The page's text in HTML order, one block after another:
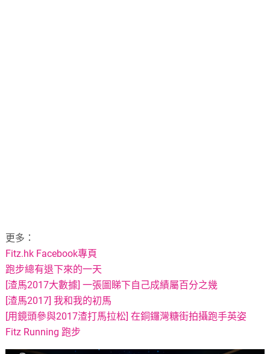
更多：
Fitz.hk Facebook專頁
跑步總有退下來的一天
[渣馬2017大數據] 一張圖睇下自己成績屬百分之幾
[渣馬2017] 我和我的初馬
[用鏡頭參與2017渣打馬拉松] 在銅鑼灣糖街拍攝跑手英姿
Fitz Running 跑步